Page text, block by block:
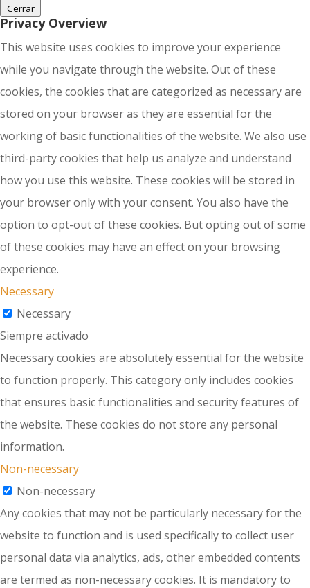
Cerrar
Privacy Overview
This website uses cookies to improve your experience
while you navigate through the website. Out of these
cookies, the cookies that are categorized as necessary are
stored on your browser as they are essential for the
working of basic functionalities of the website. We also use
third-party cookies that help us analyze and understand
how you use this website. These cookies will be stored in
your browser only with your consent. You also have the
option to opt-out of these cookies. But opting out of some
of these cookies may have an effect on your browsing
experience.
Necessary
Necessary
Siempre activado
Necessary cookies are absolutely essential for the website
to function properly. This category only includes cookies
that ensures basic functionalities and security features of
the website. These cookies do not store any personal
information.
Non-necessary
Non-necessary
Any cookies that may not be particularly necessary for the
website to function and is used specifically to collect user
personal data via analytics, ads, other embedded contents
are termed as non-necessary cookies. It is mandatory to